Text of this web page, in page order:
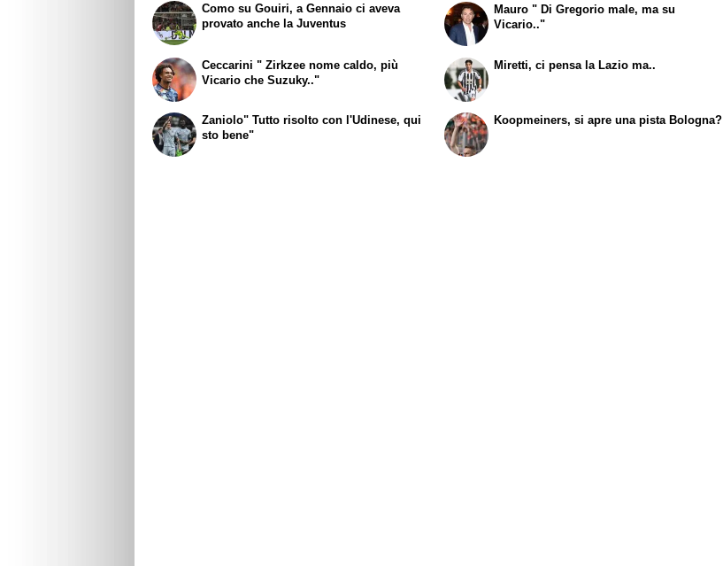
Como su Gouiri, a Gennaio ci aveva
provato anche la Juventus
Mauro " Di Gregorio male, ma su
Vicario.."
Ceccarini " Zirkzee nome caldo, più
Vicario che Suzuky.."
Zaniolo" Tutto risolto con l'Udinese, qui
sto bene"
Miretti, ci pensa la Lazio ma..
Koopmeiners, si apre una pista Bologna?